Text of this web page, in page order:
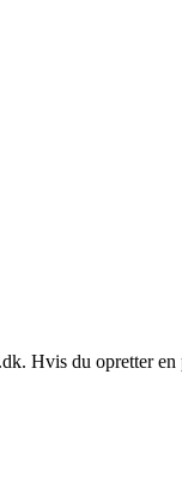
Hvis du opretter